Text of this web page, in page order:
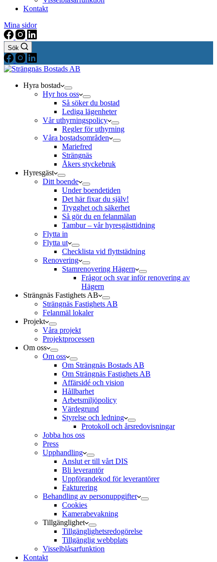
Kontakt
Mina sidor
Sök
Hyra bostad
Hyr hos oss
Så söker du bostad
Lediga lägenheter
Vår uthyrningspolicy
Regler för uthyrning
Våra bostadsområden
Mariefred
Strängnäs
Åkers styckebruk
Hyresgäst
Ditt boende
Under boendetiden
Det här fixar du själv!
Trygghet och säkerhet
Så gör du en felanmälan
Tambur – vår hyresgästtidning
Flytta in
Flytta ut
Checklista vid flyttstädning
Renovering
Stamrenovering Hägern
Frågor och svar inför renovering av
Hägern
Strängnäs Fastighets AB
Strängnäs Fastighets AB
Felanmäl lokaler
Projekt
Våra projekt
Projektprocessen
Om oss
Om oss
Om Strängnäs Bostads AB
Om Strängnäs Fastighets AB
Affärsidé och vision
Hållbarhet
Arbetsmiljöpolicy
Värdegrund
Styrelse och ledning
Protokoll och årsredovisningar
Jobba hos oss
Press
Upphandling
Anslut er till vårt DIS
Bli leverantör
Uppförandekod för leverantörer
Fakturering
Behandling av personuppgifter
Cookies
Kamerabevakning
Tillgänglighet
Tillgänglighetsredogörelse
Tillgänglig webbplats
Visselblåsarfunktion
Kontakt